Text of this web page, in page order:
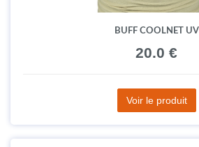
BUFF COOLNET UV
20.0 €
Voir le produit